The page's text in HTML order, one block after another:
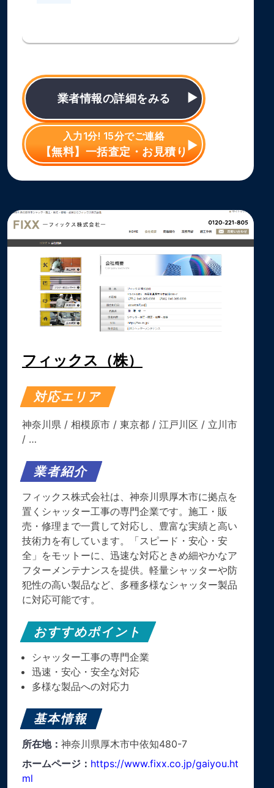
業者情報の詳細をみる
入力1分! 15分でご連絡
【無料】一括査定・お見積り
フィックス（株）
対応エリア
神奈川県 / 相模原市 / 東京都 / 江戸川区 / 立川市
/ …
業者紹介
フィックス株式会社は、神奈川県厚木市に拠点を
置くシャッター工事の専門企業です。​施工・販
売・修理まで一貫して対応し、豊富な実績と高い
技術力を有しています。​「スピード・安心・安
全」をモットーに、迅速な対応ときめ細やかなア
フターメンテナンスを提供。​軽量シャッターや防
犯性の高い製品など、多種多様なシャッター製品
に対応可能です。
おすすめポイント
シャッター工事の専門企業
迅速・安心・安全な対応
多様な製品への対応力
基本情報
所在地： 神奈川県厚木市中依知480-7
ホームページ： https://www.fixx.co.jp/gaiyou.ht
ml